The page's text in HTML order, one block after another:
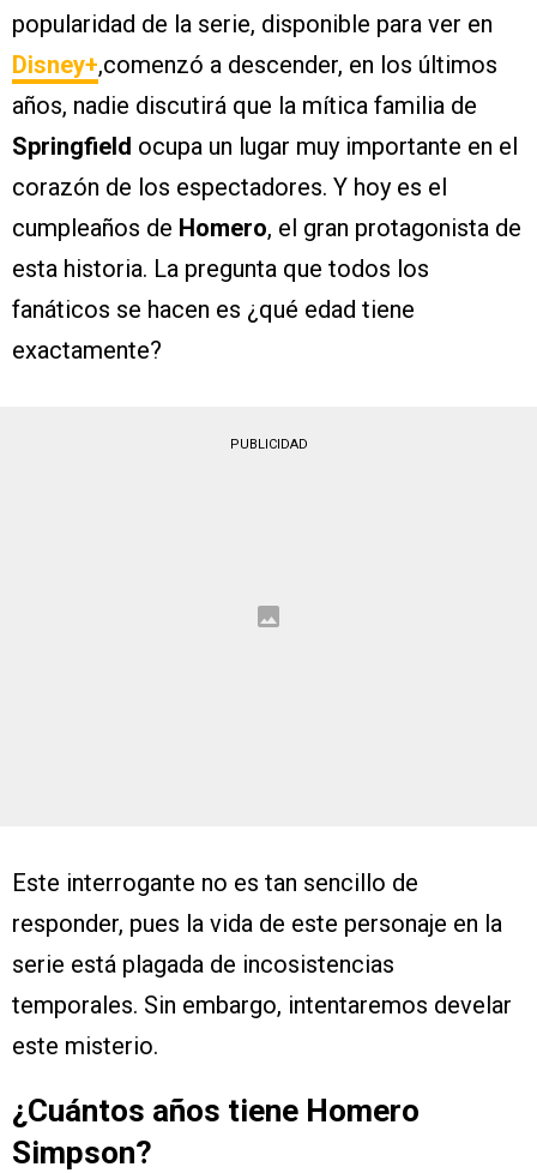
popularidad de la serie, disponible para ver en
Disney+,comenzó a descender, en los últimos
años, nadie discutirá que la mítica familia de
Springfield ocupa un lugar muy importante en el
corazón de los espectadores. Y hoy es el
cumpleaños de Homero, el gran protagonista de
esta historia. La pregunta que todos los
fanáticos se hacen es ¿qué edad tiene
exactamente?
PUBLICIDAD
Este interrogante no es tan sencillo de
responder, pues la vida de este personaje en la
serie está plagada de incosistencias
temporales. Sin embargo, intentaremos develar
este misterio.
¿Cuántos años tiene Homero
Simpson?